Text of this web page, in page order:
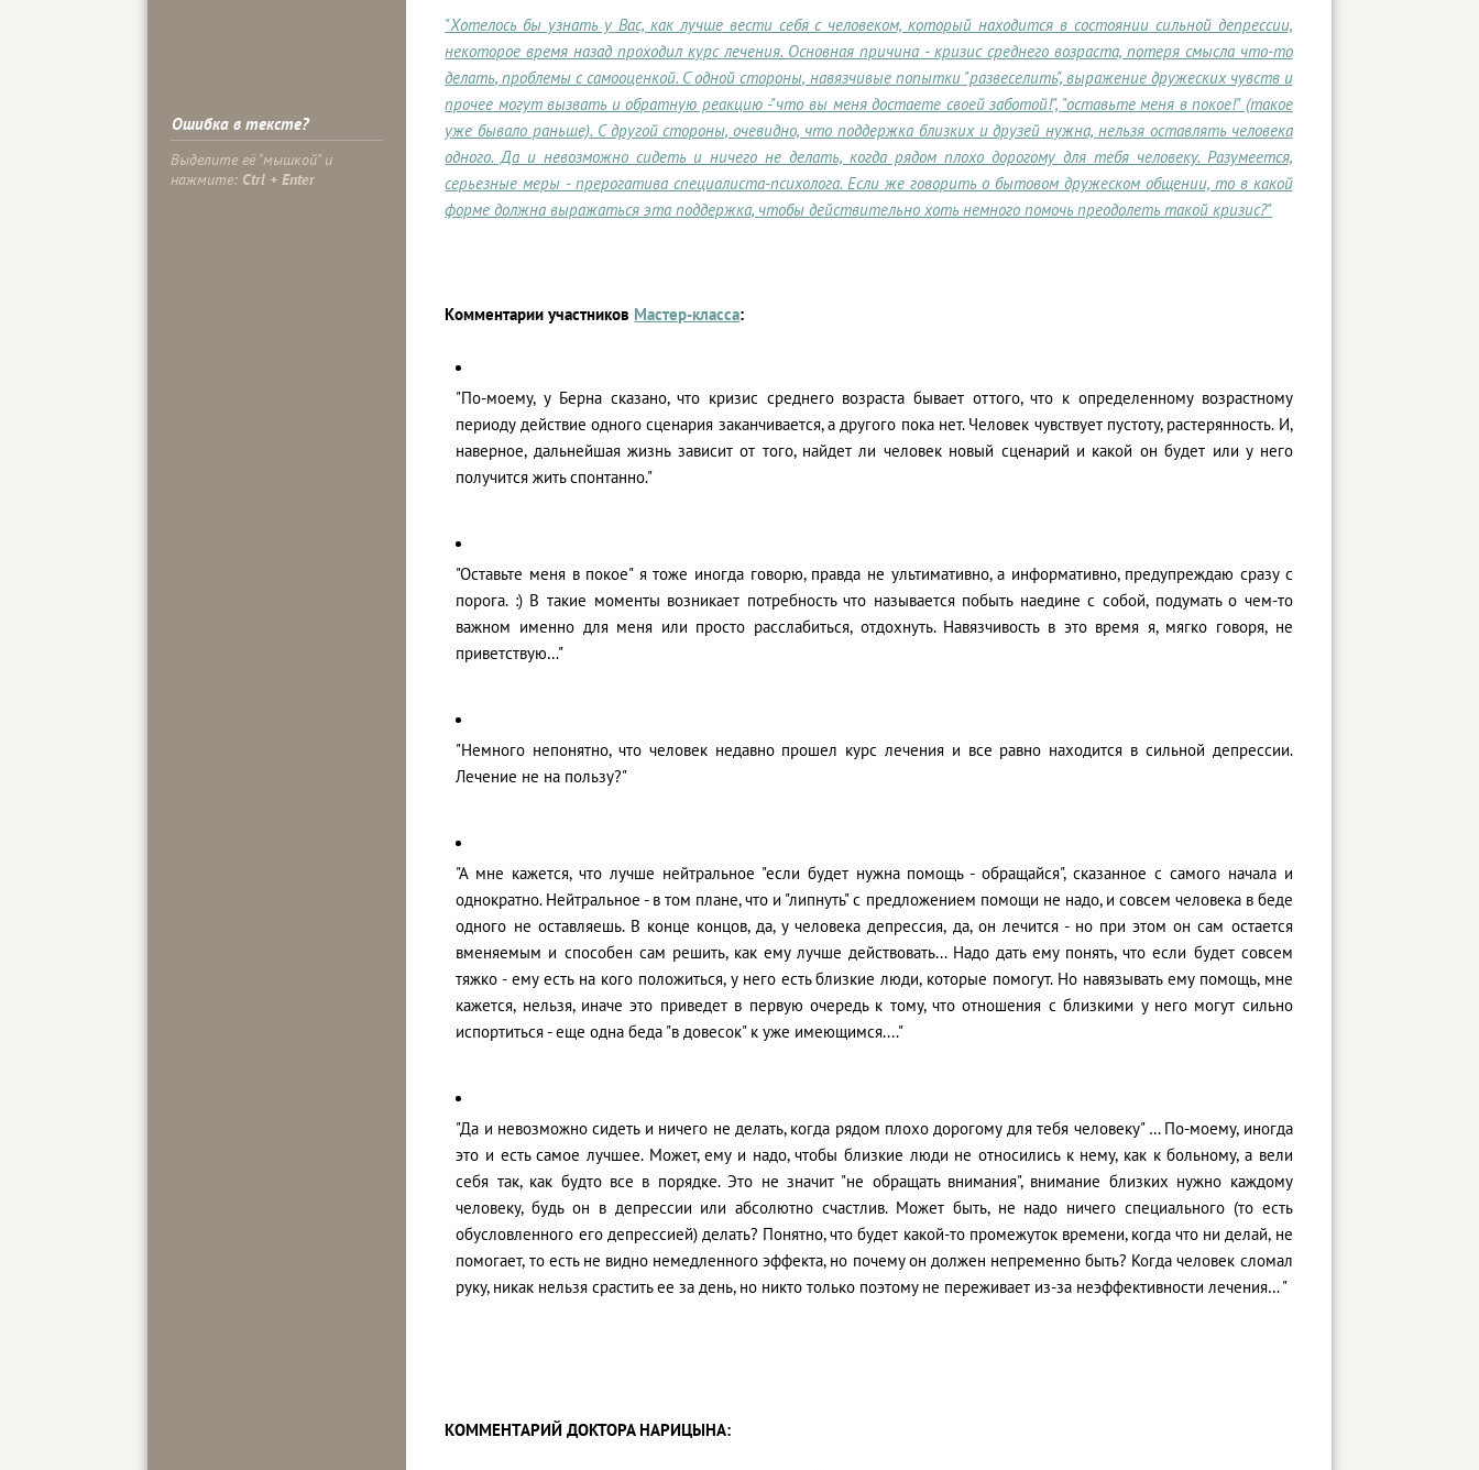
Ошибка в тексте?
Выделите её "мышкой" и
нажмите: Ctrl + Enter
"Хотелось бы узнать у Вас, как лучше вести себя с человеком, который находится в состоянии сильной депрессии,
некоторое время назад проходил курс лечения. Основная причина - кризис среднего возраста, потеря смысла что-то
делать, проблемы с самооценкой. С одной стороны, навязчивые попытки "развеселить", выражение дружеских чувств и
прочее могут вызвать и обратную реакцию -"что вы меня достаете своей заботой!", "оставьте меня в покое!" (такое
уже бывало раньше). С другой стороны, очевидно, что поддержка близких и друзей нужна, нельзя оставлять человека
одного. Да и невозможно сидеть и ничего не делать, когда рядом плохо дорогому для тебя человеку. Разумеется,
серьезные меры - прерогатива специалиста-психолога. Если же говорить о бытовом дружеском общении, то в какой
форме должна выражаться эта поддержка, чтобы действительно хоть немного помочь преодолеть такой кризис?"
Комментарии участников Мастер-класса:
"По-моему, у Берна сказано, что кризис среднего возраста бывает оттого, что к определенному возрастному
периоду действие одного сценария заканчивается, а другого пока нет. Человек чувствует пустоту, растерянность. И,
наверное, дальнейшая жизнь зависит от того, найдет ли человек новый сценарий и какой он будет или у него
получится жить спонтанно."
"Оставьте меня в покое" я тоже иногда говорю, правда не ультимативно, а информативно, предупреждаю сразу с
порога. :) В такие моменты возникает потребность что называется побыть наедине с собой, подумать о чем-то
важном именно для меня или просто расслабиться, отдохнуть. Навязчивость в это время я, мягко говоря, не
приветствую…"
"Немного непонятно, что человек недавно прошел курс лечения и все равно находится в сильной депрессии.
Лечение не на пользу?"
"А мне кажется, что лучше нейтральное "если будет нужна помощь - обращайся", сказанное с самого начала и
однократно. Нейтральное - в том плане, что и "липнуть" с предложением помощи не надо, и совсем человека в беде
одного не оставляешь. В конце концов, да, у человека депрессия, да, он лечится - но при этом он сам остается
вменяемым и способен сам решить, как ему лучше действовать... Надо дать ему понять, что если будет совсем
тяжко - ему есть на кого положиться, у него есть близкие люди, которые помогут. Но навязывать ему помощь, мне
кажется, нельзя, иначе это приведет в первую очередь к тому, что отношения с близкими у него могут сильно
испортиться - еще одна беда "в довесок" к уже имеющимся...."
"Да и невозможно сидеть и ничего не делать, когда рядом плохо дорогому для тебя человеку" … По-моему, иногда
это и есть самое лучшее. Может, ему и надо, чтобы близкие люди не относились к нему, как к больному, а вели
себя так, как будто все в порядке. Это не значит "не обращать внимания", внимание близких нужно каждому
человеку, будь он в депрессии или абсолютно счастлив. Может быть, не надо ничего специального (то есть
обусловленного его депрессией) делать? Понятно, что будет какой-то промежуток времени, когда что ни делай, не
помогает, то есть не видно немедленного эффекта, но почему он должен непременно быть? Когда человек сломал
руку, никак нельзя срастить ее за день, но никто только поэтому не переживает из-за неэффективности лечения… "
КОММЕНТАРИЙ ДОКТОРА НАРИЦЫНА: